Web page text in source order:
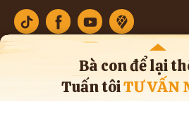
Bà con để lại
Tuấn tôiTƯ VẤN
Bản quyền ©2025 Lương y Đỗ Minh
* Thông tin trên website mang tính tham khảo